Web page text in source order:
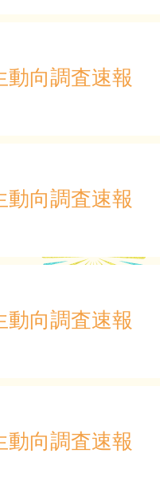
向調査速報
向調査速報
向調査速報
向調査速報